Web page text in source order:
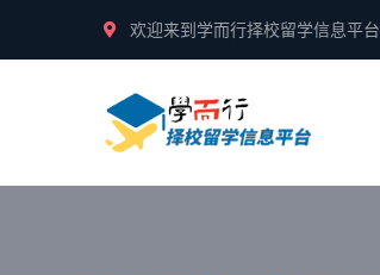
欢迎来到学而行择校留学信息平台